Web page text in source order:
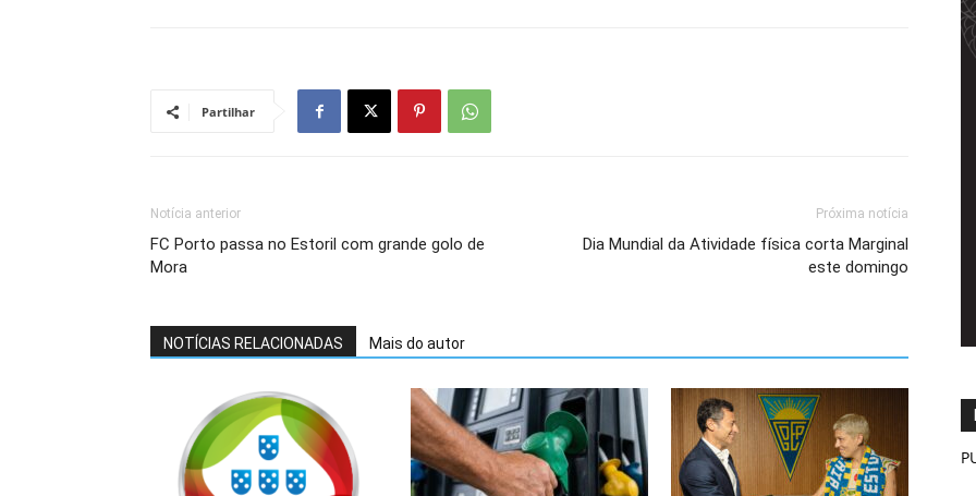
Partilhar
Notícia anterior
FC Porto passa no Estoril com grande golo de
Mora
Próxima notícia
Dia Mundial da Atividade física corta Marginal
este domingo
NOTÍCIAS RELACIONADAS Mais do autor